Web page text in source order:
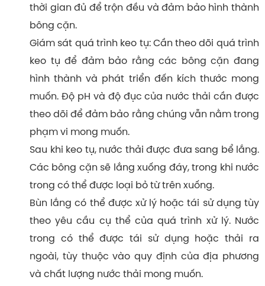
thời gian đủ để trộn đều và đảm bảo hình thành
bông cặn.
Giám sát quá trình keo tụ: Cần theo dõi quá trình
keo tụ để đảm bảo rằng các bông cặn đang
hình thành và phát triển đến kích thước mong
muốn. Độ pH và độ đục của nước thải cần được
theo dõi để đảm bảo rằng chúng vẫn nằm trong
phạm vi mong muốn.
Sau khi keo tụ, nước thải được đưa sang bể lắng.
Các bông cặn sẽ lắng xuống đáy, trong khi nước
trong có thể được loại bỏ từ trên xuống.
Bùn lắng có thể được xử lý hoặc tái sử dụng tùy
theo yêu cầu cụ thể của quá trình xử lý. Nước
trong có thể được tái sử dụng hoặc thải ra
ngoài, tùy thuộc vào quy định của địa phương
và chất lượng nước thải mong muốn.